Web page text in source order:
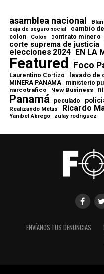
asamblea nacional
caja de seguro social cambio
colon Colón contrato minero
corte suprema de justicia
elecciones 2024 EN LA
Featured Foco
Laurentino Cortizo lavado de
MINERA PANAMA ministerio
narcotrafico New Business
Panamá peculado
Realizando Metas Ricardo
Yanibel Abrego zulay rodriguez
ENVÍANOS TUS DENUNCIAS